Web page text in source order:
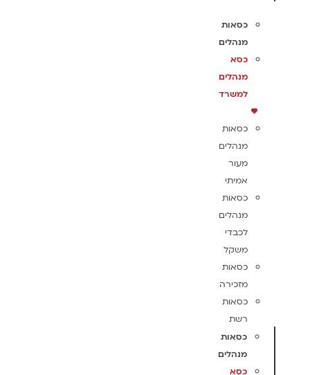
כסאות
מנהלים
כסא
מנהלים
למשרד
כסאות
מנהלים
מעור
אמיתי
כסאות
מנהלים
לכבדי
משקל
כסאות
מזכירה
כסאות
רשת
כסאות
מנהלים
כסא